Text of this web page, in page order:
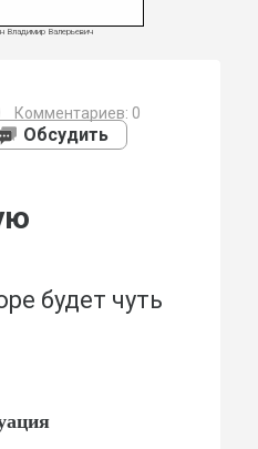
Владимир Валерьевич
Комментариев: 0
Обсудить
будет чуть